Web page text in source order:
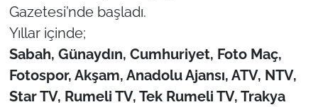
Gazetesi’nde başladı.
Yıllar içinde;
Sabah, Günaydın, Cumhuriyet, Foto Maç,
Fotospor, Akşam, Anadolu Ajansı, ATV, NTV,
Star TV, Rumeli TV, Tek Rumeli TV, Trakya